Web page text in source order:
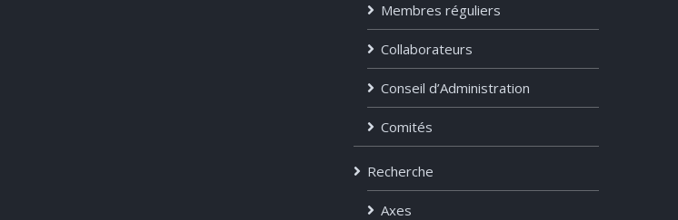
Membres réguliers
Collaborateurs
Conseil d’Administration
Comités
Recherche
Axes